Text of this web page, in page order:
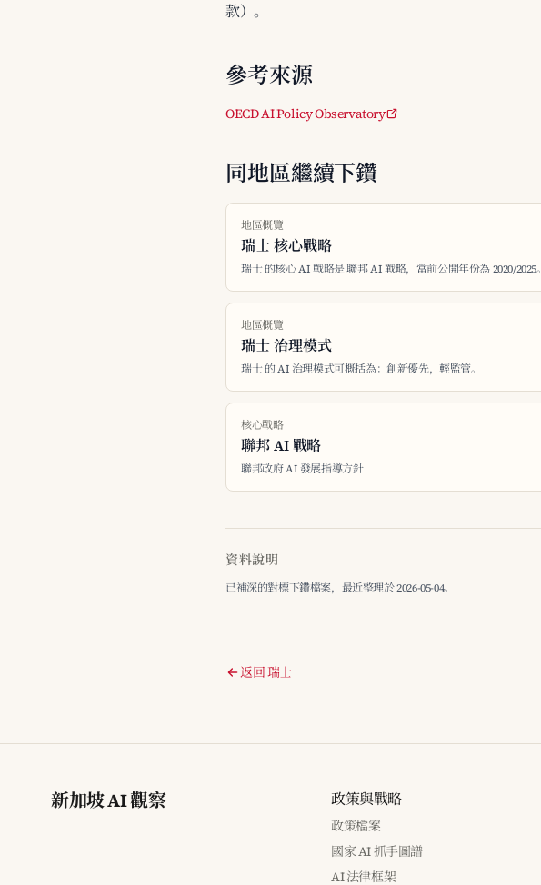
款）。
參考來源
OECD AI Policy Observatory
同地區繼續下鑽
地區概覽
瑞士 核心戰略
瑞士 的核心 AI 戰略是 聯邦 AI 戰略，當前公開年份為 2020/2025。
地區概覽
瑞士 治理模式
瑞士 的 AI 治理模式可概括為：創新優先，輕監管。
核心戰略
聯邦 AI 戰略
聯邦政府 AI 發展指導方針
資料說明
已補深的對標下鑽檔案，最近整理於 2026-05-04。
返回 瑞士
新加坡 AI 觀察 政策與戰略
政策檔案
國家 AI 抓手圖譜
AI 法律框架